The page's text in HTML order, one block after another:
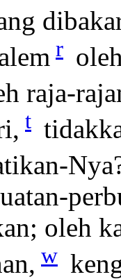
r
raja-
t
oleh
w